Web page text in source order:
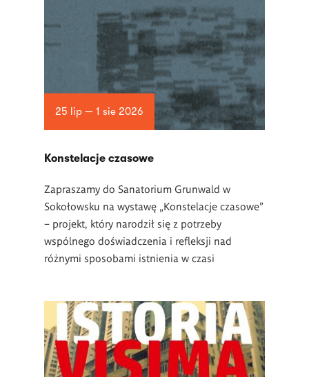
25 lip — 1 sie 2026
Konstelacje czasowe
Zapraszamy do Sanatorium Grunwald w
Sokołowsku na wystawę „Konstelacje czasowe”
– projekt, który narodził się z potrzeby
wspólnego doświadczenia i refleksji nad
różnymi sposobami istnienia w czasi